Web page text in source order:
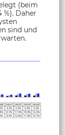
(beim
%). Daher
sind und